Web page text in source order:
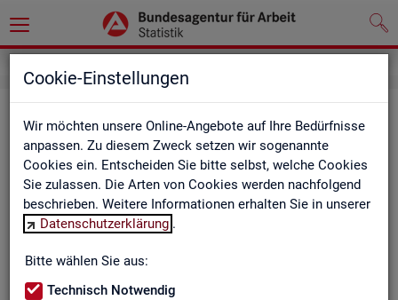
Cookie-Einstellungen
Wir möchten unsere Online-Angebote auf Ihre Bedürfnisse
anpassen. Zu diesem Zweck setzen wir sogenannte
Cookies ein. Entscheiden Sie bitte selbst, welche Cookies
Sie zulassen. Die Arten von Cookies werden nachfolgend
beschrieben. Weitere Informationen erhalten Sie in unserer
Datenschutzerklärung .
Bitte wählen Sie aus:
Technisch Notwendig
Aus­bil­dungs­markt
Das Da­sh­board zeigt die wich­tigs­ten Daten zum Aus­bil­dungs­
markt in in­ter­ak­ti­ven Gra­fi­ken und Ta­bel­len. Für Deutsch­land,
Län­der, Krei­se, Agen­tur­be­zir­ke und Ar­beits­markt­re­gio­nen bil­
det es ge­mel­de­te Be­wer­be­rin­nen und Be­wer­ber sowie Be­rufs­
aus­bil­dungs­stel­len nach ge­frag­ten Merk­ma­len ab, bei­spiels­
wei­se Be­ru­fe. Neue Daten gibt es mo­nat­lich für März bis Sep­